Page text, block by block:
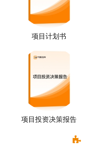
项目计划书
项目投资决策报告